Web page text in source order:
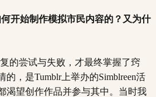
开始制作模拟市民内容的？又为什
的尝试与失败，才最终掌握了窍
，是Tumblr上举办的Simblreen活
渴望创作作品并参与其中。当时我